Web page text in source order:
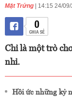
Mặt Trứng | 14:15 24/
0
CHIA SẺ
Chỉ là một trò
nhỉ.
Hồi ức những kỷ